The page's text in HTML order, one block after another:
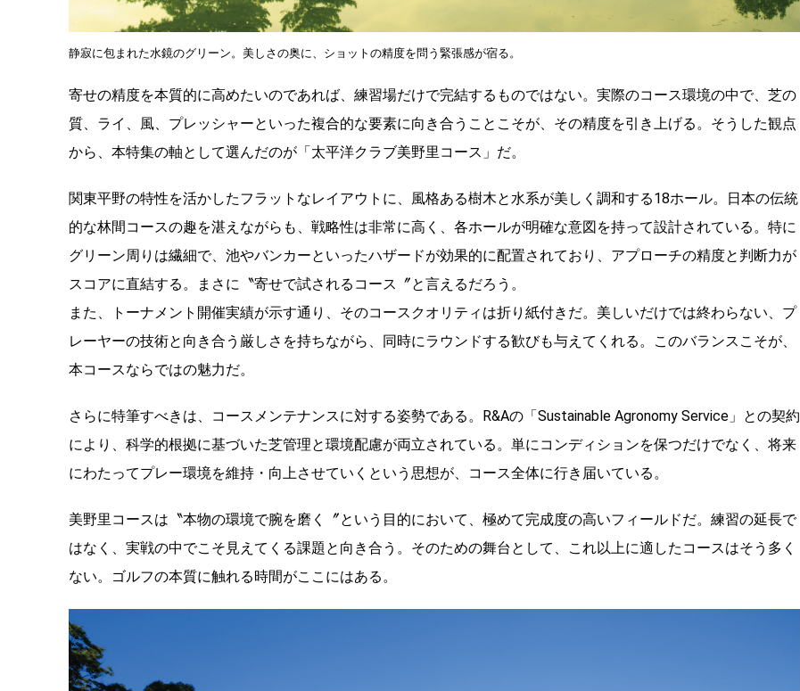
静寂に包まれた水鏡のグリーン。美しさの奥に、ショットの精度を問う緊張感が宿る。
寄せの精度を本質的に高めたいのであれば、練習場だけで完結するものではない。実際のコース環境の中で、芝の
質、ライ、風、プレッシャーといった複合的な要素に向き合うことこそが、その精度を引き上げる。そうした観点
から、本特集の軸として選んだのが「太平洋クラブ美野里コース」だ。
関東平野の特性を活かしたフラットなレイアウトに、風格ある樹木と水系が美しく調和する18ホール。日本の伝統
的な林間コースの趣を湛えながらも、戦略性は非常に高く、各ホールが明確な意図を持って設計されている。特に
グリーン周りは繊細で、池やバンカーといったハザードが効果的に配置されており、アプローチの精度と判断力が
スコアに直結する。まさに〝寄せで試されるコース〞と言えるだろう。
また、トーナメント開催実績が示す通り、そのコースクオリティは折り紙付きだ。美しいだけでは終わらない、プ
レーヤーの技術と向き合う厳しさを持ちながら、同時にラウンドする歓びも与えてくれる。このバランスこそが、
本コースならではの魅力だ。
さらに特筆すべきは、コースメンテナンスに対する姿勢である。R&Aの「Sustainable Agronomy Service」との契約
により、科学的根拠に基づいた芝管理と環境配慮が両立されている。単にコンディションを保つだけでなく、将来
にわたってプレー環境を維持・向上させていくという思想が、コース全体に行き届いている。
美野里コースは〝本物の環境で腕を磨く〞という目的において、極めて完成度の高いフィールドだ。練習の延長で
はなく、実戦の中でこそ見えてくる課題と向き合う。そのための舞台として、これ以上に適したコースはそう多く
ない。ゴルフの本質に触れる時間がここにはある。